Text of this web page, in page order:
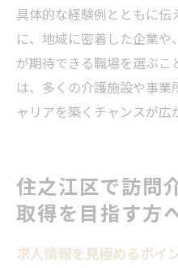
具体的な経験例とともに伝
に、地域に密着した企業
が期待できる職場を選ぶこ
は、多くの介護施設や事
ャリアを築くチャンスが広
住之江区で訪問
取得を目指す方
求人情報を見極めるポイ